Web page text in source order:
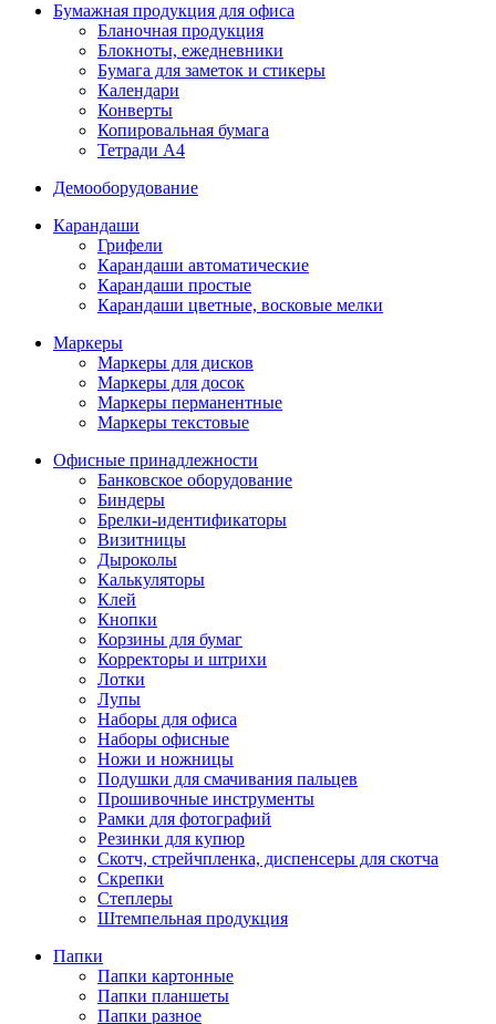
Бумажная продукция для офиса
Бланочная продукция
Блокноты, ежедневники
Бумага для заметок и стикеры
Календари
Конверты
Копировальная бумага
Тетради А4
Демооборудование
Карандаши
Грифели
Карандаши автоматические
Карандаши простые
Карандаши цветные, восковые мелки
Маркеры
Маркеры для дисков
Маркеры для досок
Маркеры перманентные
Маркеры текстовые
Офисные принадлежности
Банковское оборудование
Биндеры
Брелки-идентификаторы
Визитницы
Дыроколы
Калькуляторы
Клей
Кнопки
Корзины для бумаг
Корректоры и штрихи
Лотки
Лупы
Наборы для офиса
Наборы офисные
Ножи и ножницы
Подушки для смачивания пальцев
Прошивочные инструменты
Рамки для фотографий
Резинки для купюр
Скотч, стрейчпленка, диспенсеры для скотча
Скрепки
Степлеры
Штемпельная продукция
Папки
Папки картонные
Папки планшеты
Папки разное